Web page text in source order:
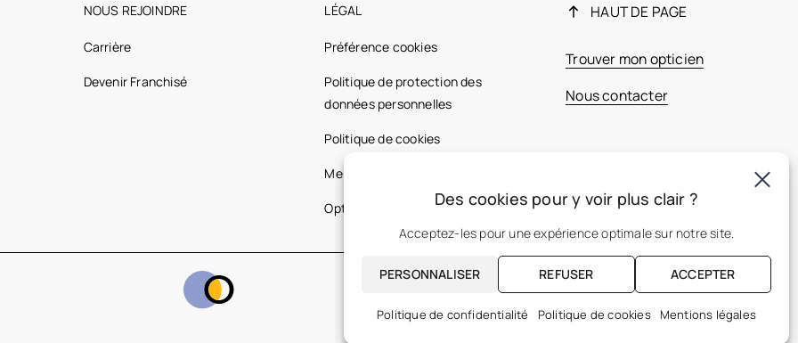
NOUS REJOINDRE
Carrière
Devenir Franchisé
LÉGAL
Préférence cookies
Politique de protection des
données personnelles
Politique de cookies
Mentions légales
Optic 2000 France
HAUT DE PAGE
Trouver mon opticien
Nous contacter
FR
Des cookies pour y voir plus clair ?
Acceptez-les pour une expérience optimale sur notre site.
ACCEPTER
REFUSER
PERSONNALISER
Politique de confidentialité Politique de cookies Mentions légales